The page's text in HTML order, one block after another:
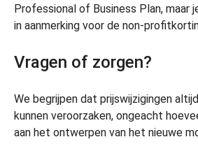
Professional of Business Plan, maar
in aanmerking voor de non-
Vragen of zorgen?
We begrijpen dat prijswijzigingen
kunnen veroorzaken, ongeacht
aan het ontwerpen van het nieuwe